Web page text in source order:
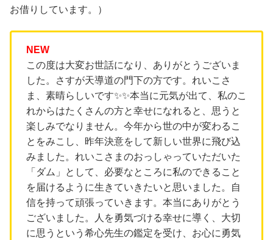
お借りしています。）
NEW
この度は大変お世話になり、ありがとうございま
した。さすが天導道の門下の方です。れいこさ
ま、素晴らしいです✨✨本当に元気が出て、私のこ
れからはたくさんの方と幸せになれると、思うと
楽しみでなりません。今年から世の中が変わるこ
とをみこし、昨年決意をして新しい世界に飛び込
みました。れいこさまのおっしゃっていただいた
「ダム」として、必要なところに私のできること
を届けるように生きていきたいと思いました。自
信を持って頑張っていきます。本当にありがとう
ございました。人を勇気づける幸せに導く、大切
に思うという希心先生の鑑定を受け、お心に勇気